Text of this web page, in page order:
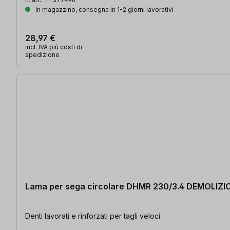
In magazzino, consegna in 1-2 giorni lavorativi
28,97 €
incl. IVA più costi di
spedizione
Lama per sega circolare DHMR 230/3.4
Denti lavorati e rinforzati per tagli veloci